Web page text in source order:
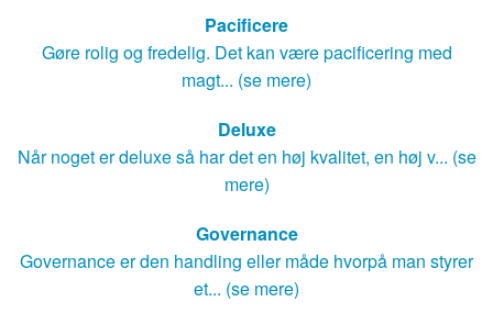
Pacificere
Gøre rolig og fredelig. Det kan være pacificering med
magt... (se mere)
Deluxe
Når noget er deluxe så har det en høj kvalitet, en høj v... (se
mere)
Governance
Governance er den handling eller måde hvorpå man styrer
et... (se mere)